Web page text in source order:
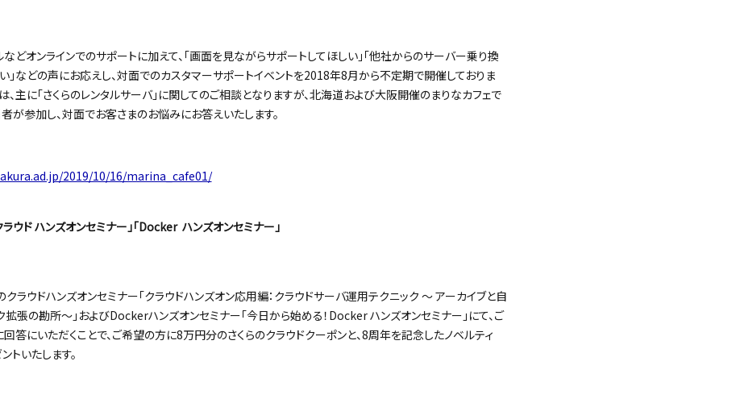
どオンラインでのサポートに加えて、「画面を見ながらサポートしてほしい」「他社からのサーバー乗り換
」などの声にお応えし、対面でのカスタマーサポートイベントを2018年8月から不定期で開催しておりま
、主に「さくらのレンタルサーバ」に関してのご相談となりますが、北海道および大阪開催のまりなカフェで
が参加し、対面でお客さまのお悩みにお答えいたします。
2019/10/16/marina_cafe01/
ウド ハンズオンセミナー」「Docker ハンズオンセミナー」
ラウドハンズオンセミナー「クラウドハンズオン応用編：クラウドサーバ運用テクニック ～ アーカイブと自
拡張の勘所～」およびDockerハンズオンセミナー「今日から始める！Docker ハンズオンセミナー」にて、ご
答にいただくことで、ご希望の方に8万円分のさくらのクラウドクーポンと、8周年を記念したノベルティ
トいたします。